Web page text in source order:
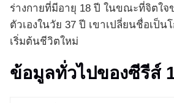
ร่างกายที่มีอายุ 18 ปี ในขณะที่จิตใจ
ตัวเองในวัย 37 ปี เขาเปลี่ยนชื่อเป็น
เริ่มต้นชีวิตใหม่
ข้อมูลทั่วไปของซีรีส์